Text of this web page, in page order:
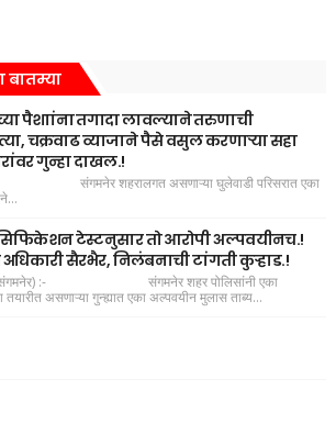
बातम्या
पैशाांना तगादा लावल्याने तरुणाची
चक्रवाढ व्याजाने पैसे वसुल करणाऱ्या सहा
गुन्हा दाखल.!
:- संगमनेर शहरालगत असणाऱ्या घुलेवाडी परिसरात एका
टेस्टनुसार तो आरोपी अल्पवयीनच.!
सैरभैर, निलंबनाची टांगती कुऱ्हाड.!
(संगमनेर) :- संगमनेर शहर पोलिसांनी एका
तयारीत असणाऱ्या गुन्ह्यात एका अल्पवयीन मुलास ताब्य...